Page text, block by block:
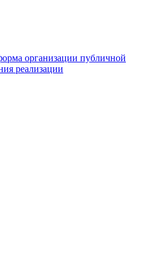
организации публичной
реализации